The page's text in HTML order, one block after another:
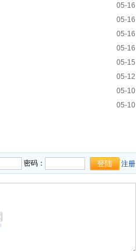
05-16
05-16
05-16
05-16
05-15
05-12
05-10
05-10
密码： 注册